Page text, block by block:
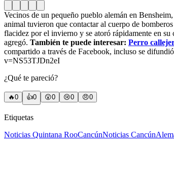
Vecinos de un pequeño pueblo alemán en
animal tuvieron que contactar al cuerpo de
flacidez por el invierno y se atoró rápidamente en
agregó. También te puede interesar: Perro
compartido a través de Facebook, incluso se
v=NS53TJDn2eI
¿Qué te pareció?
🔥0 👍0 😲0 😢0 😠0
Etiquetas
Noticias Quintana RooCancúnNoticias Cancún